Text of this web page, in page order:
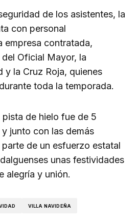
de los asistentes, la
con personal
empresa contratada,
Oficial Mayor, la
y la Cruz Roja, quienes
toda la temporada.
de hielo fue de 5
junto con las demás
de un esfuerzo estatal
unas festividades
alegría y unión.
VILLA NAVIDEÑA